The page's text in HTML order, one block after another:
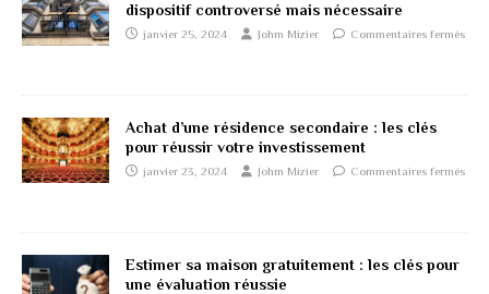
dispositif controversé mais nécessaire
janvier 25, 2024 Johm Mizier Commentaires fermés
Achat d’une résidence secondaire : les clés
pour réussir votre investissement
janvier 23, 2024 Johm Mizier Commentaires fermés
Estimer sa maison gratuitement : les clés pour
une évaluation réussie